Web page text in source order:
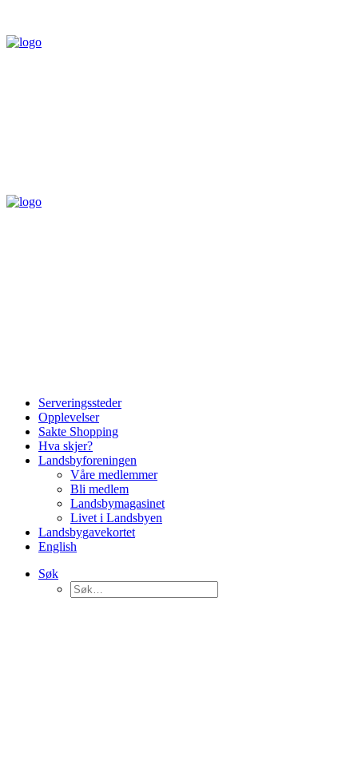
Serveringssteder
Opplevelser
Sakte Shopping
Hva skjer?
Landsbyforeningen
Våre medlemmer
Bli medlem
Landsbymagasinet
Livet i Landsbyen
Landsbygavekortet
English
Søk